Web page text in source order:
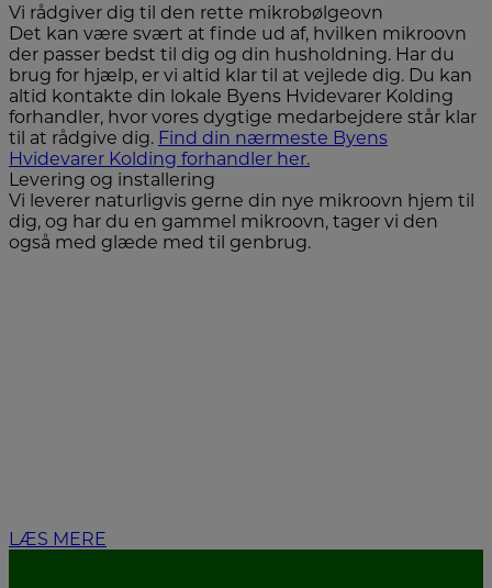
Vi rådgiver dig til den rette mikrobølgeovn
Det kan være svært at finde ud af, hvilken mikroovn
der passer bedst til dig og din husholdning. Har du
brug for hjælp, er vi altid klar til at vejlede dig. Du kan
altid kontakte din lokale Byens Hvidevarer Kolding
forhandler, hvor vores dygtige medarbejdere står klar
til at rådgive dig. Find din nærmeste Byens
Hvidevarer Kolding forhandler her.
Levering og installering
Vi leverer naturligvis gerne din nye mikroovn hjem til
dig, og har du en gammel mikroovn, tager vi den
også med glæde med til genbrug.
LÆS MERE